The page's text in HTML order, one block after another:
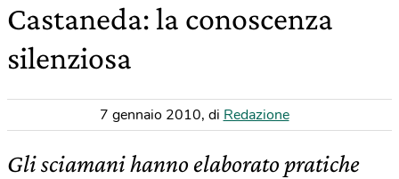
Castaneda: la conoscenza
silenziosa
7 gennaio 2010, di Redazione
Gli sciamani hanno elaborato pratiche